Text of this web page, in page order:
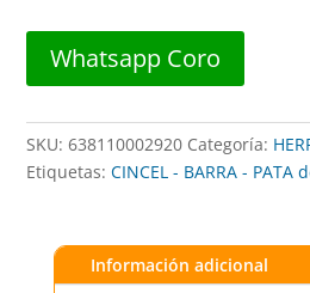
BROWN
USAWhatsapp Coro
SKU:638110002920 Categoría:
Etiquetas:CINCEL - BARRA - PATA
Información adicional